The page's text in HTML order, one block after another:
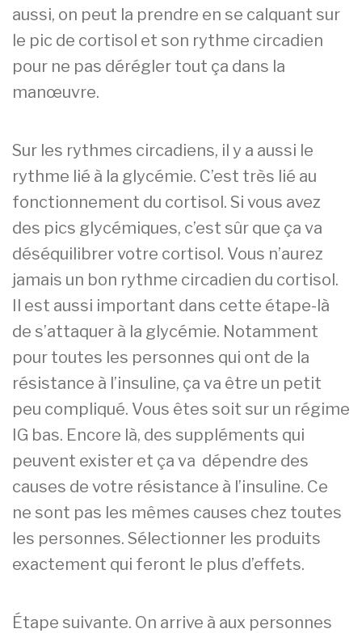
aussi, on peut la prendre en se calquant sur
le pic de cortisol et son rythme circadien
pour ne pas dérégler tout ça dans la
manœuvre.
Sur les rythmes circadiens, il y a aussi le
rythme lié à la glycémie. C’est très lié au
fonctionnement du cortisol. Si vous avez
des pics glycémiques, c’est sûr que ça va
déséquilibrer votre cortisol. Vous n’aurez
jamais un bon rythme circadien du cortisol.
Il est aussi important dans cette étape-là
de s’attaquer à la glycémie. Notamment
pour toutes les personnes qui ont de la
résistance à l’insuline, ça va être un petit
peu compliqué. Vous êtes soit sur un régime
IG bas. Encore là, des suppléments qui
peuvent exister et ça va dépendre des
causes de votre résistance à l’insuline. Ce
ne sont pas les mêmes causes chez toutes
les personnes. Sélectionner les produits
exactement qui feront le plus d’effets.
Étape suivante. On arrive à aux personnes